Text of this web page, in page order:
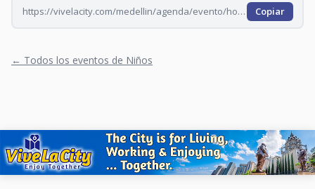
https://vivelacity.com/medellin/agenda/evento/hora-del-cuento-en-el-claustro-2026-08-10 Copiar
← Todos los eventos de Niños